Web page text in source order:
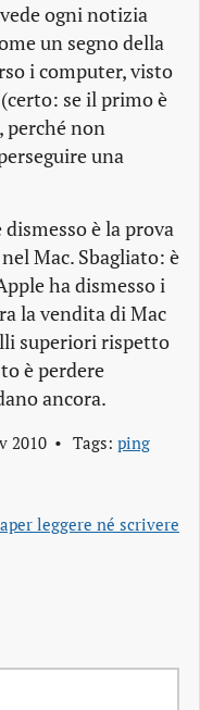
ogni notizia
un segno della
i computer, visto
se il primo è
perché non
una
è la prova
Mac. Sbagliato: è
ha dismesso i
la vendita di Mac
superiori rispetto
è perdere
ancora.
2010 Tags: ping
leggere né scrivere